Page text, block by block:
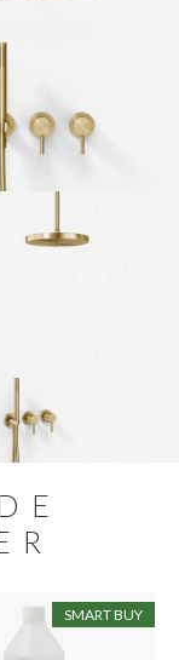
SMART BUY